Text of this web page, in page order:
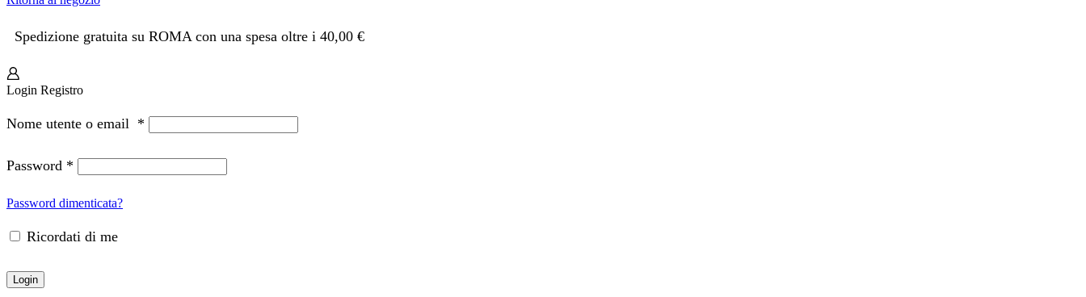
Spedizione gratuita su ROMA con una spesa oltre i 40,00 €
Login Registro
Nome utente o email *
Password *
Password dimenticata?
Ricordati di me
Login